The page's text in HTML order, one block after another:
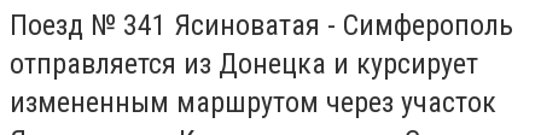
Поезд № 341 Ясиноватая - Симферополь
отправляется из Донецка и курсирует
измененным маршрутом через участок